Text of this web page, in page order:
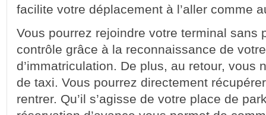
facilite votre déplacement à l’aller comme
Vous pourrez rejoindre votre terminal sans
contrôle grâce à la reconnaissance de
d’immatriculation. De plus, au retour, vous
de taxi. Vous pourrez directement
rentrer. Qu’il s’agisse de votre place de